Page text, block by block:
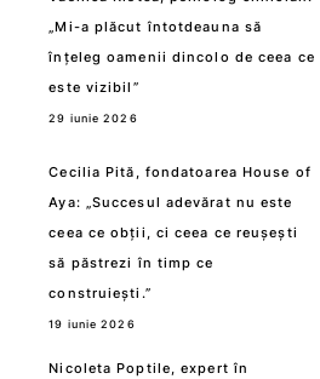
„Mi-a plăcut întotdeauna să
înțeleg oamenii dincolo de ceea ce
este vizibil”
29 iunie 2026
Cecilia Pită, fondatoarea House of
Aya: „Succesul adevărat nu este
ceea ce obții, ci ceea ce reușești
să păstrezi în timp ce
construiești.”
19 iunie 2026
Nicoleta Poptile, expert în